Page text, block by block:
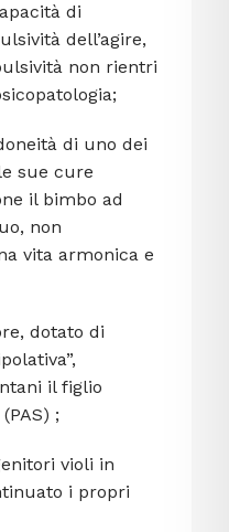
di
dell’agire,
non rientri
di uno dei
sue cure
il bimbo ad
non
vita armonica e
dotato di
il figlio
;
violi in
i propri